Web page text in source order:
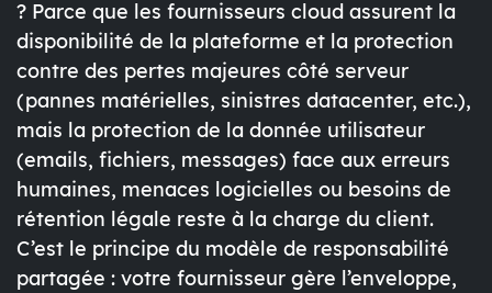
? Parce que les fournisseurs cloud assurent la
disponibilité de la plateforme et la protection
contre des pertes majeures côté serveur
(pannes matérielles, sinistres datacenter, etc.),
mais la protection de la donnée utilisateur
(emails, fichiers, messages) face aux erreurs
humaines, menaces logicielles ou besoins de
rétention légale reste à la charge du client.
C’est le principe du modèle de responsabilité
partagée : votre fournisseur gère l’enveloppe,